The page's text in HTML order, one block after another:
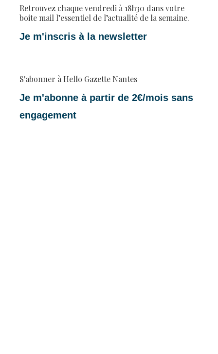
Retrouvez chaque vendredi à 18h30 dans votre
boite mail l’essentiel de l’actualité de la semaine.
Je m'inscris à la newsletter
S'abonner à Hello Gazette Nantes
Je m'abonne à partir de 2€/mois sans
engagement